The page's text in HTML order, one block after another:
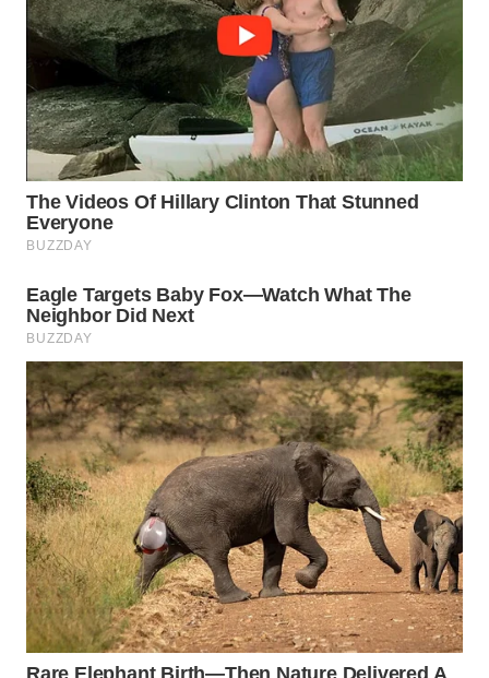
WN
TANJUNG
LESUNG
WN
KARO
WN
SIMALUNGUN
WN
LABUHANBATU
WN
TAPANULI
TENGAH
WN DELI
SERDANG
WN
TEBING
TINGGI
WN